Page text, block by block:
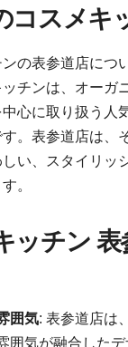
コスメキ
の表参道店につ
チンは、オーガ
心に取り扱う人
。表参道店は、
い、スタイリッ
。
ッチン 表
囲気: 表参道店は
囲気が融合した